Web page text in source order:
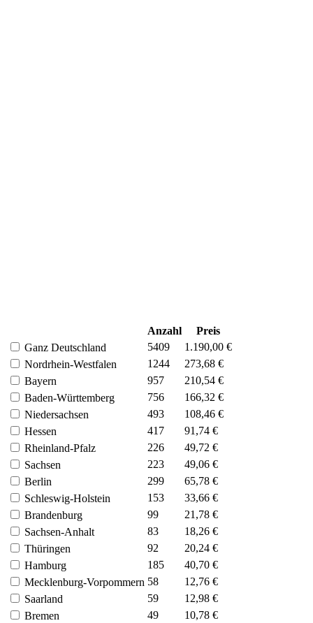
Anzahl
Preis
Ganz Deutschland
5409
1.190,00 €
Nordrhein-Westfalen
1244
273,68 €
Bayern
957
210,54 €
Baden-Württemberg
756
166,32 €
Niedersachsen
493
108,46 €
Hessen
417
91,74 €
Rheinland-Pfalz
226
49,72 €
Sachsen
223
49,06 €
Berlin
299
65,78 €
Schleswig-Holstein
153
33,66 €
Brandenburg
99
21,78 €
Sachsen-Anhalt
83
18,26 €
Thüringen
92
20,24 €
Hamburg
185
40,70 €
Mecklenburg-Vorpommern 58
12,76 €
Saarland
59
12,98 €
Bremen
49
10,78 €